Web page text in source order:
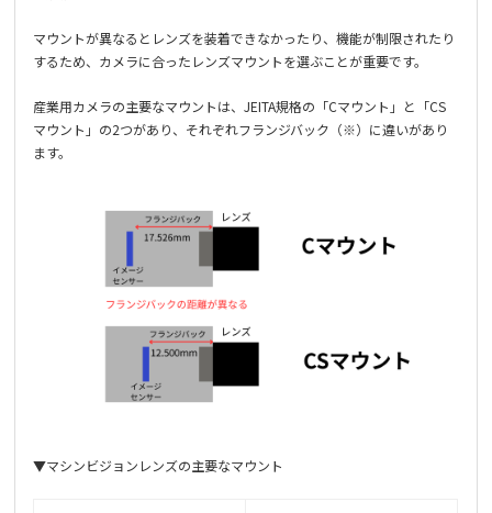
マウントが異なるとレンズを装着できなかったり、機能が制限されたり
するため、カメラに合ったレンズマウントを選ぶことが重要です。
産業用カメラの主要なマウントは、JEITA規格の「Cマウント」と「CS
マウント」の2つがあり、それぞれフランジバック（※）に違いがあり
ます。
▼マシンビジョンレンズの主要なマウント